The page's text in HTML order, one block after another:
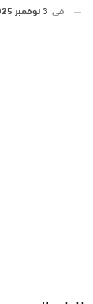
في 3 نوفمبر 2025 الساعة 11 و 32 دقيقة